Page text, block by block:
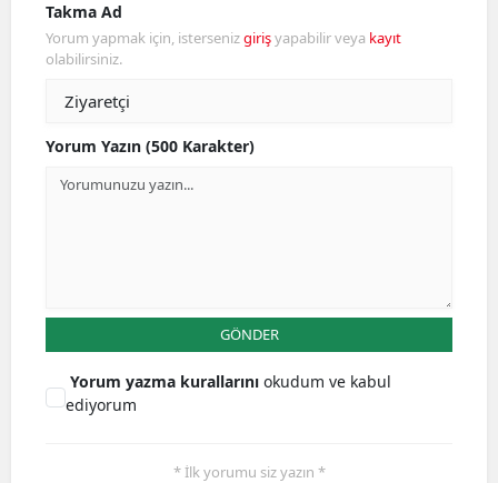
Takma Ad
Yorum yapmak için, istersenizgirişyapabilir veya kayıt
olabilirsiniz.
Yorum Yazın (500 Karakter)
GÖNDER
Yorum yazma kurallarını okudum ve kabul
ediyorum
* İlk yorumu siz yazın *